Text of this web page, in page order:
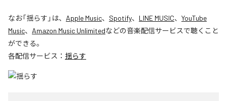
なお「揺らす 」は、 Apple Music、 Spotify、 LINE MUSIC、 YouTube
Music、 Amazon Music Unlimitedなどの音楽配信サービスで聴くこと
ができる。
各配信サービス： 揺らす